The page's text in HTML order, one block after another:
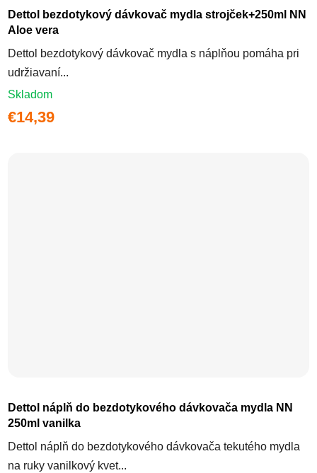
Dettol bezdotykový dávkovač mydla strojček+250ml NN
Aloe vera
Dettol bezdotykový dávkovač mydla s náplňou pomáha pri
udržiavaní...
Skladom
€14,39
Dettol náplň do bezdotykového dávkovača mydla NN
250ml vanilka
Dettol náplň do bezdotykového dávkovača tekutého mydla
na ruky vanilkový kvet...